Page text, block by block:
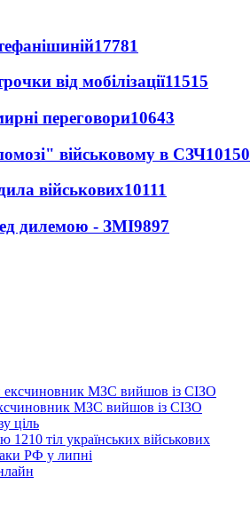
17781
від мобілізації11515
переговори10643
військовому в СЗЧ10150
військових10111
дилемою - ЗМІ9897
МЗС вийшов із СІЗО
ціль
тіл українських військових
РФ у липні